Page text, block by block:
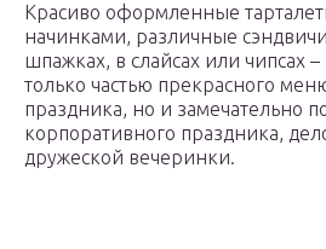
Красиво оформленные
начинками, различные
шпажках, в слайсах или чипсах –
только частью прекрасного
праздника, но и замечательно
корпоративного праздника,
дружеской вечеринки.